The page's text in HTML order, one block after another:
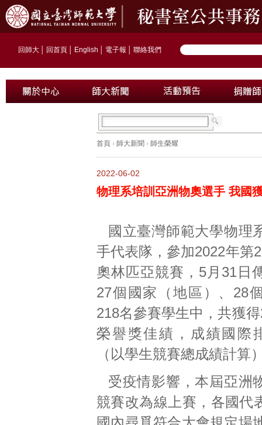
回師大 回首頁 English 電子報 聯絡我們
首頁 › 師大新聞 › 師生榮耀
2022-06-02
物理系培訓亞洲物奧選手 我國
國立臺灣師範大學物理
手代表隊，參加2022年第
奧林匹亞競賽，5月31日
27個國家（地區）、28
218名參賽學生中，共獲
榮譽獎佳績，成績國際
（以學生競賽總成績計算
受疫情影響，本屆亞洲
競賽改為線上賽，各國代